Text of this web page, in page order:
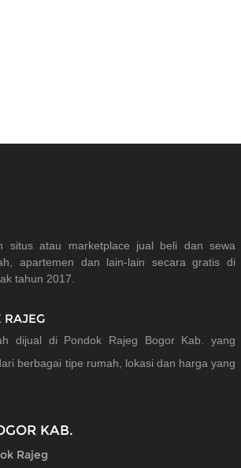
situs atau marketplace jual beli dan sewa
apartemen dan lain-lain secara gratis di
tahun 2017.
dijual di Pondok Rajeg Bogor Kab. yang
berbagai tipe rumah, lokasi dan harga yang
KAB.
Rajeg